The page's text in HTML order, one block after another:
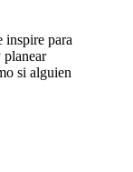
inspire para
planear
si alguien